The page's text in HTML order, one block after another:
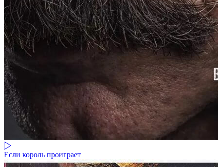
Если король проиграет